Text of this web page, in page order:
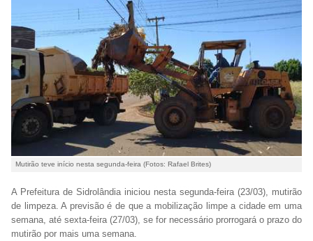
Mutirão teve início nesta segunda-feira (Fotos: Rafael Brites)
A Prefeitura de Sidrolândia iniciou nesta segunda-feira (23/03), mutirão
de limpeza. A previsão é de que a mobilização limpe a cidade em uma
semana, até sexta-feira (27/03), se for necessário prorrogará o prazo do
mutirão por mais uma semana.